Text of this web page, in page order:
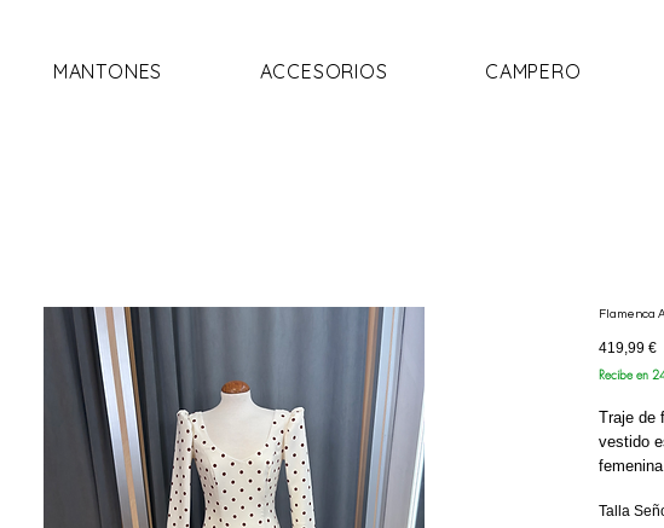
MANTONES ACCESORIOS CAMPERO
Flamenca
419,99 €
Recibe en
Traje de
vestido
el
Talla